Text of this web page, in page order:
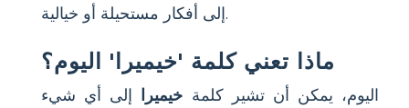
إلى أفكار مستحيلة أو خيالية.
ماذا تعني كلمة 'خيميرا' اليوم؟
اليوم، يمكن أن تشير كلمة خيميرا
إلى أي شيء